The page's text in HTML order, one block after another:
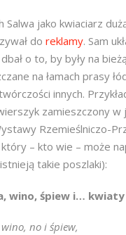
Salwa jako kwiaciarz
do reklamy. Sam
o to, by były na
na łamach prasy
innych.
zamieszczony w
Rzemieślniczo-
– kto wie – może
takie poszlaki):
wino, śpiew i… kwiaty
no i śpiew,